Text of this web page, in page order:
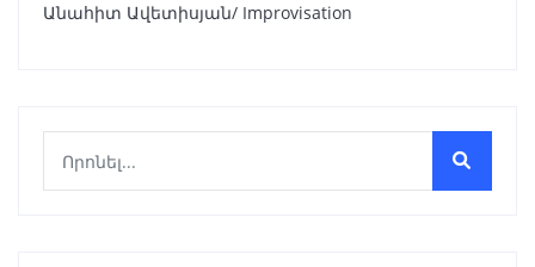
Անահիտ Ավետիսյան/ Improvisation